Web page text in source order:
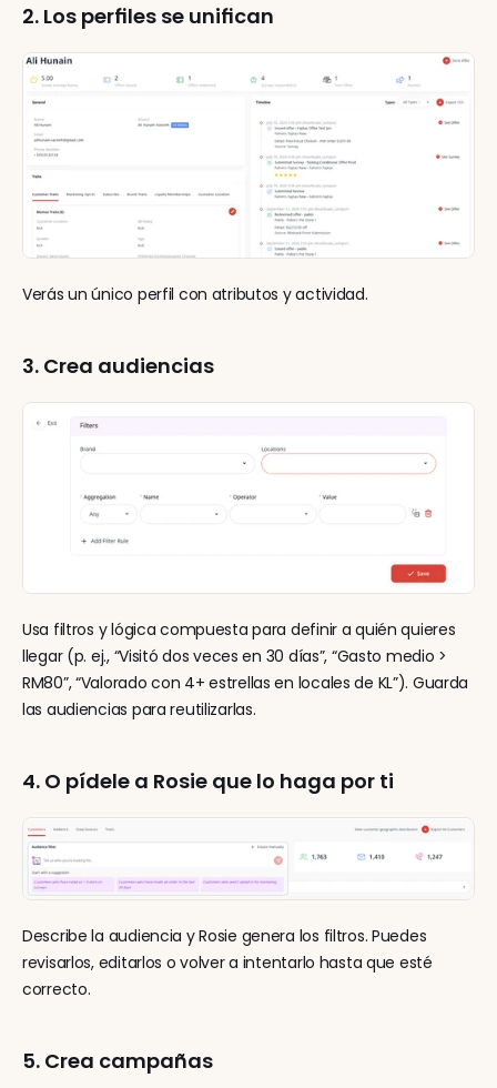
2. Los perfiles se unifican
Verás un único perfil con atributos y actividad.
3. Crea audiencias
Usa filtros y lógica compuesta para definir a quién quieres
llegar (p. ej., “Visitó dos veces en 30 días”, “Gasto medio >
RM80”, “Valorado con 4+ estrellas en locales de KL”). Guarda
las audiencias para reutilizarlas.
4. O pídele a Rosie que lo haga por ti
Describe la audiencia y Rosie genera los filtros. Puedes
revisarlos, editarlos o volver a intentarlo hasta que esté
correcto.
5. Crea campañas